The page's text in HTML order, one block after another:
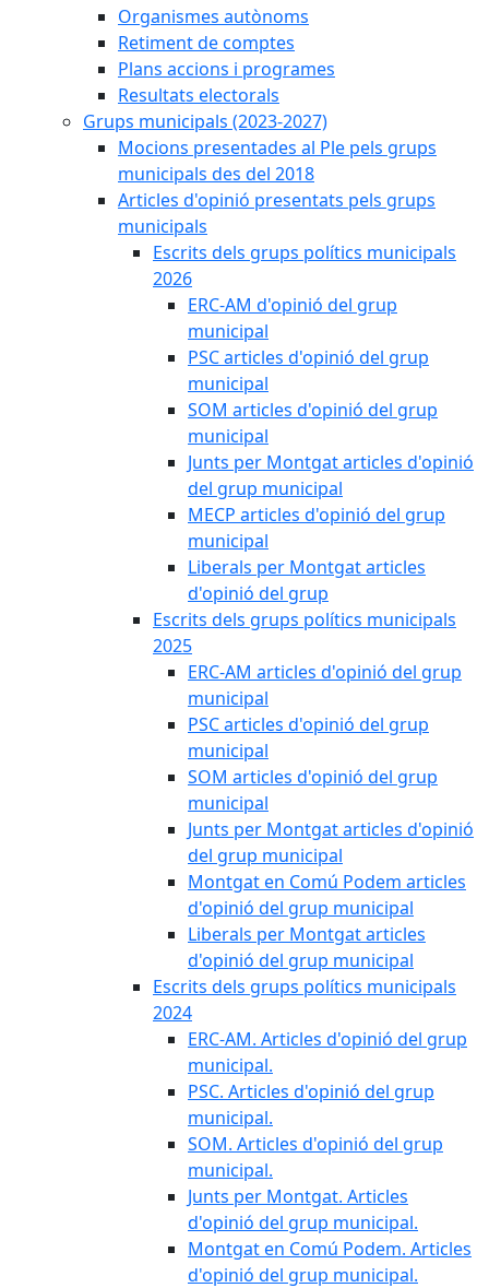
Organismes autònoms
Retiment de comptes
Plans accions i programes
Resultats electorals
Grups municipals (2023-2027)
Mocions presentades al Ple pels grups
municipals des del 2018
Articles d'opinió presentats pels grups
municipals
Escrits dels grups polítics municipals
2026
ERC-AM d'opinió del grup
municipal
PSC articles d'opinió del grup
municipal
SOM articles d'opinió del grup
municipal
Junts per Montgat articles d'opinió
del grup municipal
MECP articles d'opinió del grup
municipal
Liberals per Montgat articles
d'opinió del grup
Escrits dels grups polítics municipals
2025
ERC-AM articles d'opinió del grup
municipal
PSC articles d'opinió del grup
municipal
SOM articles d'opinió del grup
municipal
Junts per Montgat articles d'opinió
del grup municipal
Montgat en Comú Podem articles
d'opinió del grup municipal
Liberals per Montgat articles
d'opinió del grup municipal
Escrits dels grups polítics municipals
2024
ERC-AM. Articles d'opinió del grup
municipal.
PSC. Articles d'opinió del grup
municipal.
SOM. Articles d'opinió del grup
municipal.
Junts per Montgat. Articles
d'opinió del grup municipal.
Montgat en Comú Podem. Articles
d'opinió del grup municipal.